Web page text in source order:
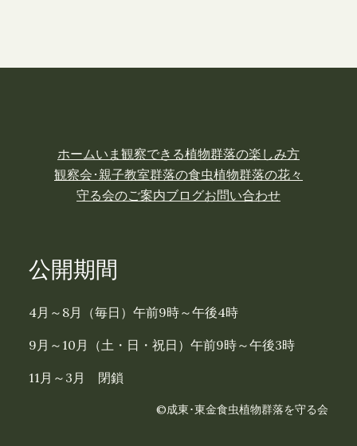
ホームいま観察できる植物群落の楽しみ方
観察会･親子教室群落の食虫植物群落の花々
守る会のご案内ブログお問い合わせ
公開期間
4月～8月（毎日）午前9時～午後4時
9月～10月（土・日・祝日）午前9時～午後3時
11月～3月 閉鎖
©成東･東金食虫植物群落を守る会